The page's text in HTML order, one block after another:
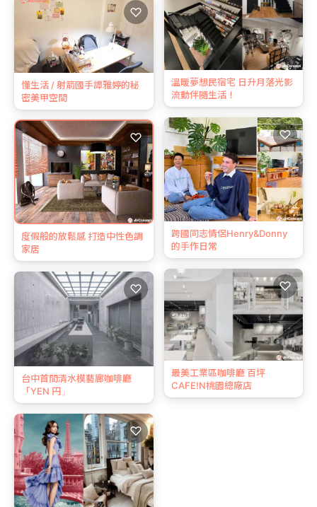
懂生活 / 射箭國手譚雅婷的秘
密美甲空間
♡
度假般的放鬆感 打造中性色調
家居
♡
溫暖夢想民宿宅 日升月落光影
流動伴隨生活！
台中首間清水模藝廊咖啡廳
「YEN 円」
♡
跨國同志情侶Henry&Donny
的手作日常
♡
♡
最美工業區咖啡廳 百坪
CAFE!N桃園總廠店
♡